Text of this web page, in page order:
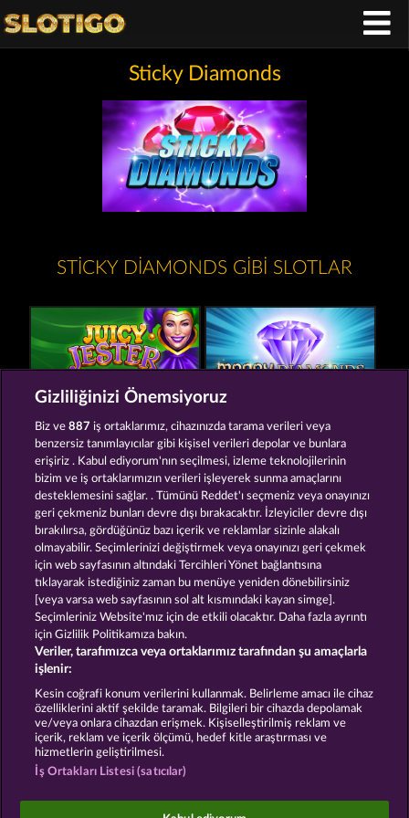
Sticky Diamonds
STICKY DIAMONDS GIBI SLOTLAR
Fruit Love Fruit Mania RHFP
Hüküm ve Koşullar Gizlilik Beyanı Künye
Şirket SSS Ortaklık programı Facebook
İptal talebini gönder
Sosyal casino oyunları sadece eğlence amaçlıdır ve
Gizliliğinizi Önemsiyoruz
Biz ve887 iş ortaklarımız, cihazınızda tarama verileri veya
benzersiz tanımlayıcılar gibi kişisel verileri depolar ve bunlara
erişiriz . Kabul ediyorum'nın seçilmesi, izleme teknolojilerinin
bizim ve iş ortaklarımızın verileri işleyerek sunma amaçlarını
desteklemesini sağlar. . Tümünü Reddet'ı seçmeniz veya onayınızı
geri çekmeniz bunları devre dışı bırakacaktır. İzleyiciler devre dışı
bırakılırsa, gördüğünüz bazı içerik ve reklamlar sizinle alakalı
olmayabilir. Seçimlerinizi değiştirmek veya onayınızı geri çekmek
için web sayfasının altındaki Tercihleri Yönet bağlantısına
tıklayarak istediğiniz zaman bu menüye yeniden dönebilirsiniz
[veya varsa web sayfasının sol alt kısmındaki kayan simge].
Seçimleriniz Website'mız için de etkili olacaktır. Daha fazla ayrıntı
için Gizlilik Politikamıza bakın.
Veriler, tarafımızca veya ortaklarımız tarafından şu amaçlarla
işlenir:
Kesin coğrafi konum verilerini kullanmak. Belirleme amacı ile cihaz
özelliklerini aktif şekilde taramak. Bilgileri bir cihazda depolamak
ve/veya onlara cihazdan erişmek. Kişiselleştirilmiş reklam ve
içerik, reklam ve içerik ölçümü, hedef kitle araştırması ve
hizmetlerin geliştirilmesi.
İş Ortakları Listesi (satıcılar)